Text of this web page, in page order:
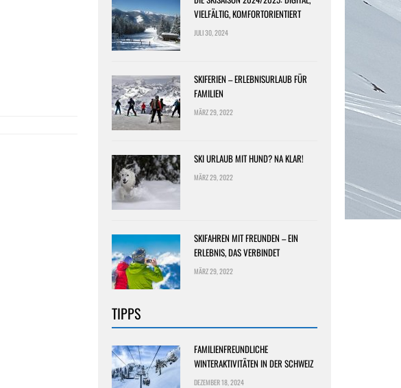
VIELFÄLTIG, KOMFORTORIENTIERT
JULI 30, 2024
SKIFERIEN – ERLEBNISURLAUB FÜR
FAMILIEN
MÄRZ 29, 2022
SKI URLAUB MIT HUND? NA KLAR!
MÄRZ 29, 2022
SKIFAHREN MIT FREUNDEN – EIN
ERLEBNIS, DAS VERBINDET
MÄRZ 29, 2022
TIPPS
FAMILIENFREUNDLICHE
WINTERAKTIVITÄTEN IN DER SCHWEIZ
DEZEMBER 18, 2024